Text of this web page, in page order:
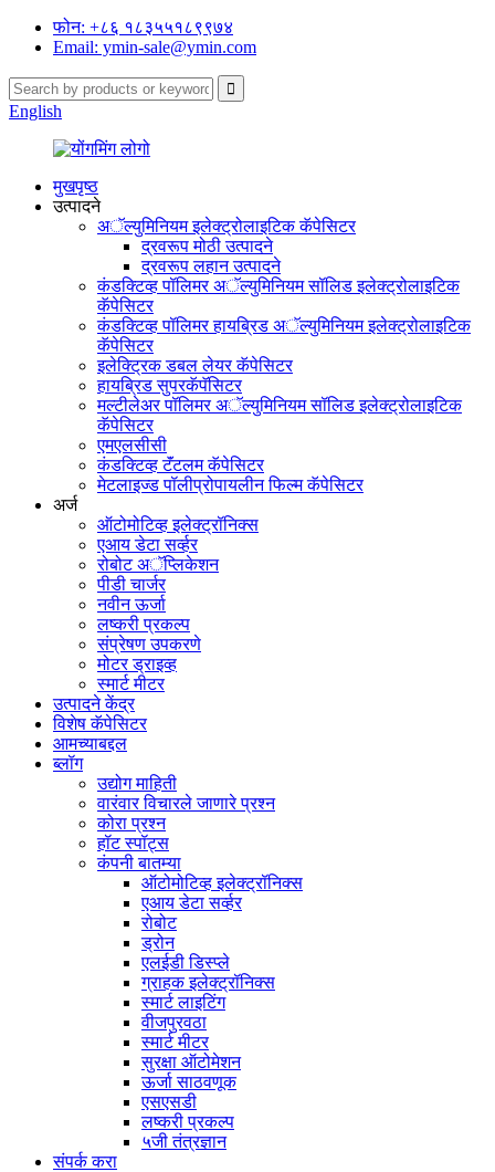
फोन: +८६ १८३५५१८९९७४
Email: ymin-sale@ymin.com
English
मुखपृष्ठ
उत्पादने
अॅल्युमिनियम इलेक्ट्रोलाइटिक कॅपेसिटर
द्रवरूप मोठी उत्पादने
द्रवरूप लहान उत्पादने
कंडक्टिव्ह पॉलिमर अॅल्युमिनियम सॉलिड इलेक्ट्रोलाइटिक
कॅपेसिटर
कंडक्टिव्ह पॉलिमर हायब्रिड अॅल्युमिनियम इलेक्ट्रोलाइटिक
कॅपेसिटर
इलेक्ट्रिक डबल लेयर कॅपेसिटर
हायब्रिड सुपरकॅपॅसिटर
मल्टीलेअर पॉलिमर अॅल्युमिनियम सॉलिड इलेक्ट्रोलाइटिक
कॅपेसिटर
एमएलसीसी
कंडक्टिव्ह टॅंटलम कॅपेसिटर
मेटलाइज्ड पॉलीप्रोपायलीन फिल्म कॅपेसिटर
अर्ज
ऑटोमोटिव्ह इलेक्ट्रॉनिक्स
एआय डेटा सर्व्हर
रोबोट अॅप्लिकेशन
पीडी चार्जर
नवीन ऊर्जा
लष्करी प्रकल्प
संप्रेषण उपकरणे
मोटर ड्राइव्ह
स्मार्ट मीटर
उत्पादने केंद्र
विशेष कॅपेसिटर
आमच्याबद्दल
ब्लॉग
उद्योग माहिती
वारंवार विचारले जाणारे प्रश्न
कोरा प्रश्न
हॉट स्पॉट्स
कंपनी बातम्या
ऑटोमोटिव्ह इलेक्ट्रॉनिक्स
एआय डेटा सर्व्हर
रोबोट
ड्रोन
एलईडी डिस्प्ले
ग्राहक इलेक्ट्रॉनिक्स
स्मार्ट लाइटिंग
वीजपुरवठा
स्मार्ट मीटर
सुरक्षा ऑटोमेशन
ऊर्जा साठवणूक
एसएसडी
लष्करी प्रकल्प
५जी तंत्रज्ञान
संपर्क करा